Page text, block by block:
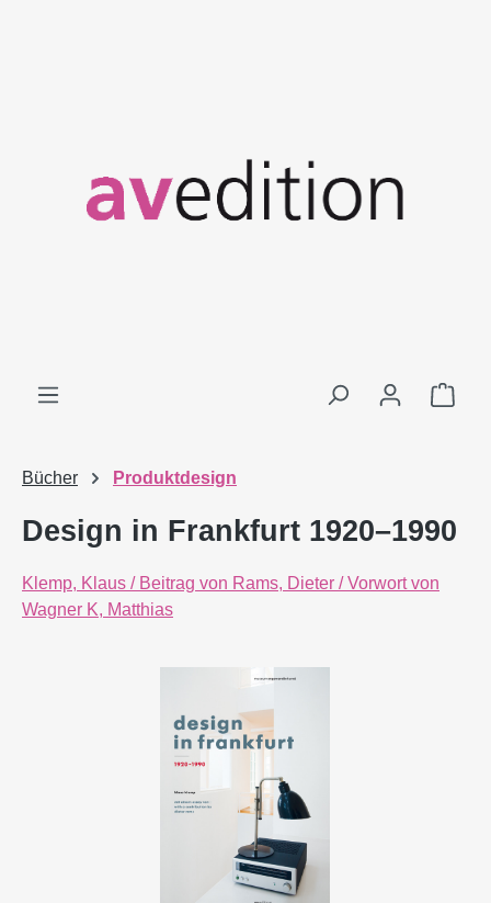
Bücher Produktdesign
Design in Frankfurt 1920–1990
Klemp, Klaus / Beitrag von Rams, Dieter / Vorwort von
Wagner K, Matthias